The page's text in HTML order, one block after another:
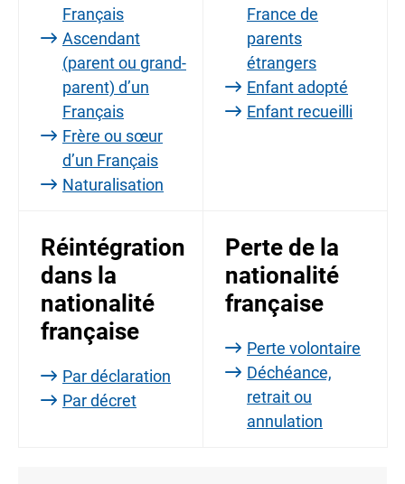
Français
Ascendant
(parent ou grand-
parent) d’un
Français
Frère ou sœur
d’un Français
Naturalisation
France de
parents
étrangers
Enfant adopté
Enfant recueilli
Réintégration
dans la
nationalité
française
Par déclaration
Par décret
Perte de la
nationalité
française
Perte volontaire
Déchéance,
retrait ou
annulation